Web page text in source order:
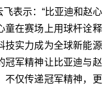
表示：“比亚迪和赵心
童在赛场上用球杆诠释
技实力成为全球新能源
冠军精神让比亚迪与赵
不仅传递冠军精神，更